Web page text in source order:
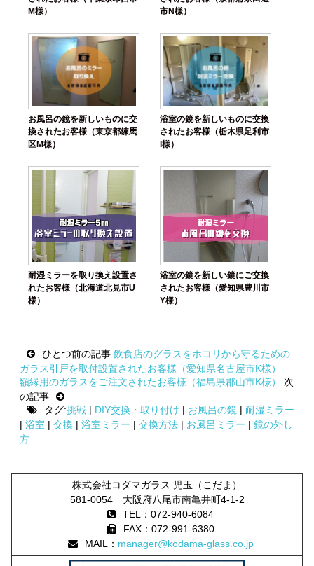
M様）
市N様）
お風呂の鏡を新しいものに交
換されたお客様（東京都練馬
区M様）
浴室の鏡を新しいものに交換
されたお客様（栃木県足利市
I様）
耐湿ミラーを取り換え設置さ
れたお客様（北海道北見市U
様）
浴室の鏡を新しい鏡にご交換
されたお客様（愛知県豊川市
Y様）
navigationひとつ前の記事飲食店のグラスをホコリから守るための
ガラス引戸を取付設置されたお客様（愛知県名古屋市K様）
額縁用のガラスをご注文されたお客様（福島県郡山市K様） 次
の記事
タグ:挑戦| DIY交換・取り付け | お風呂の鏡 | 耐湿ミラー
| 浴室 | 交換| 浴室ミラー | 交換方法| お風呂ミラー | 鏡の外し
方
株式会社コダマガラス 児玉（こだま）
581-0054 大阪府八尾市南亀井町4-1-2
TEL：072-940-6084
FAX：072-991-6380
MAIL： manager@kodama-glass.co.jp